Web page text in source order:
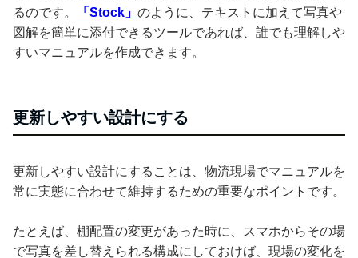
るのです。
「Stock」 のように、テキストに加えて写真や
図解を簡単に添付できるツールであれば、誰でも理解しや
すいマニュアルを作成できます。
更新しやすい設計にする
更新しやすい設計にすることは、物流現場でマニュアルを
常に実態に合わせて維持するための重要なポイントです。
たとえば、棚配置の変更があった時に、スマホからその場
で写真を差し替えられる構成にしておけば、現場の変化を